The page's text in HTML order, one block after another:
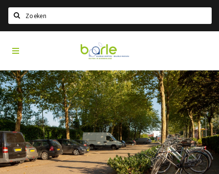
Home
Information
A propos de Baarle
Histoire
Visit Baarle Shop
Bon d'achat Enclave
Visit
Baarle